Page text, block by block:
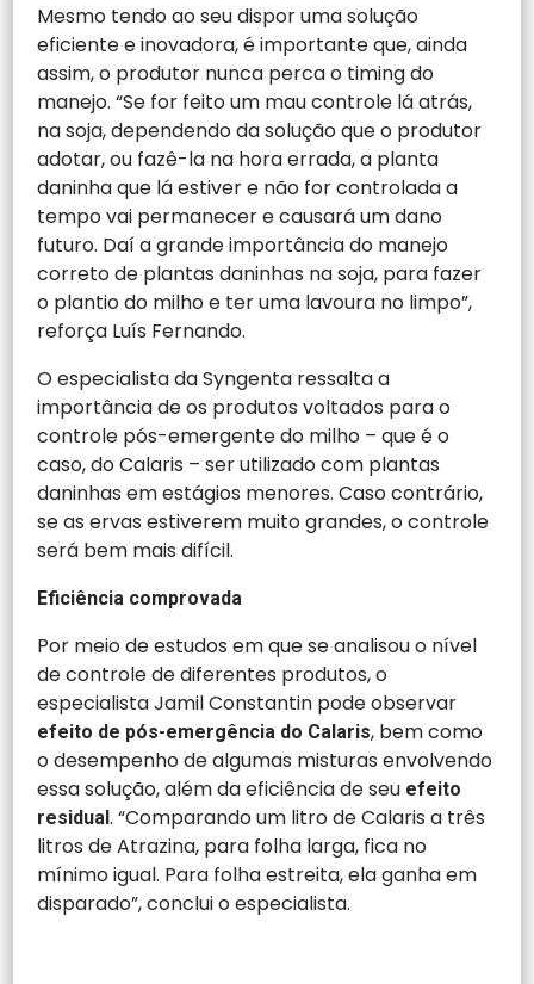
Mesmo tendo ao seu dispor uma solução
eficiente e inovadora, é importante que, ainda
assim, o produtor nunca perca o timing do
manejo. “Se for feito um mau controle lá atrás,
na soja, dependendo da solução que o produtor
adotar, ou fazê-la na hora errada, a planta
daninha que lá estiver e não for controlada a
tempo vai permanecer e causará um dano
futuro. Daí a grande importância do manejo
correto de plantas daninhas na soja, para fazer
o plantio do milho e ter uma lavoura no limpo”,
reforça Luís Fernando.
O especialista da Syngenta ressalta a
importância de os produtos voltados para o
controle pós-emergente do milho – que é o
caso, do Calaris – ser utilizado com plantas
daninhas em estágios menores. Caso contrário,
se as ervas estiverem muito grandes, o controle
será bem mais difícil.
Eficiência comprovada
Por meio de estudos em que se analisou o nível
de controle de diferentes produtos, o
especialista Jamil Constantin pode observar
efeito de pós-emergência do Calaris, bem como
o desempenho de algumas misturas envolvendo
essa solução, além da eficiência de seu efeito
residual. “Comparando um litro de Calaris a três
litros de Atrazina, para folha larga, fica no
mínimo igual. Para folha estreita, ela ganha em
disparado”, conclui o especialista.